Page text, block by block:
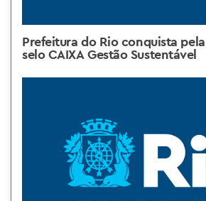
Prefeitura do Rio conquista
selo CAIXA Gestão Sustentável